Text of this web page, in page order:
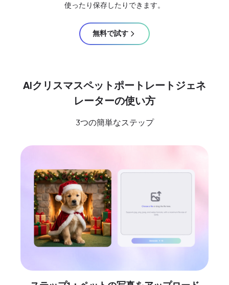
使ったり保存したりできます。
無料で試す
AIクリスマスペットポートレートジェネ
レーターの使い方
3つの簡単なステップ